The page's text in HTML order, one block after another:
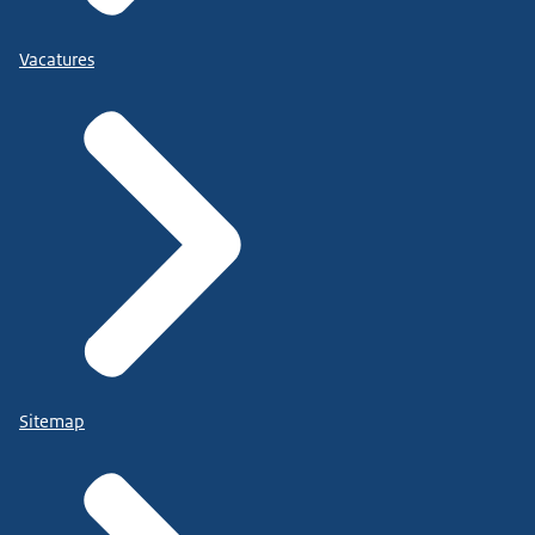
Vacatures
Sitemap